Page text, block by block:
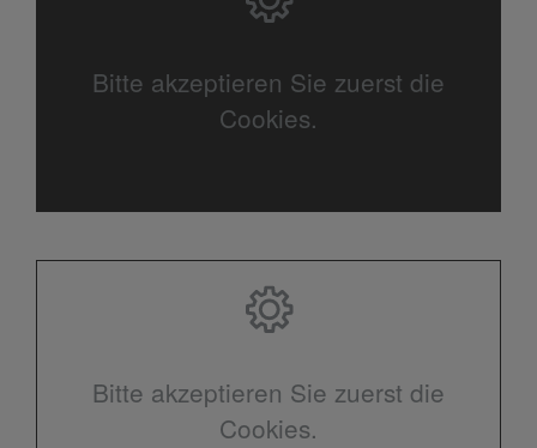
Bitte akzeptieren Sie zuerst die
Cookies.
Bitte akzeptieren Sie zuerst die
Cookies.